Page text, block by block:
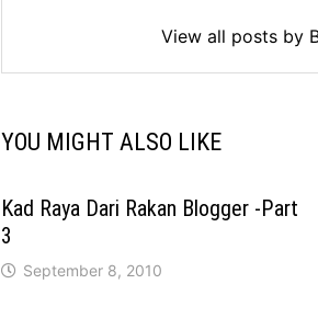
View all posts by
YOU MIGHT ALSO LIKE
Kad Raya Dari Rakan Blogger -Part
3
September 8, 2010